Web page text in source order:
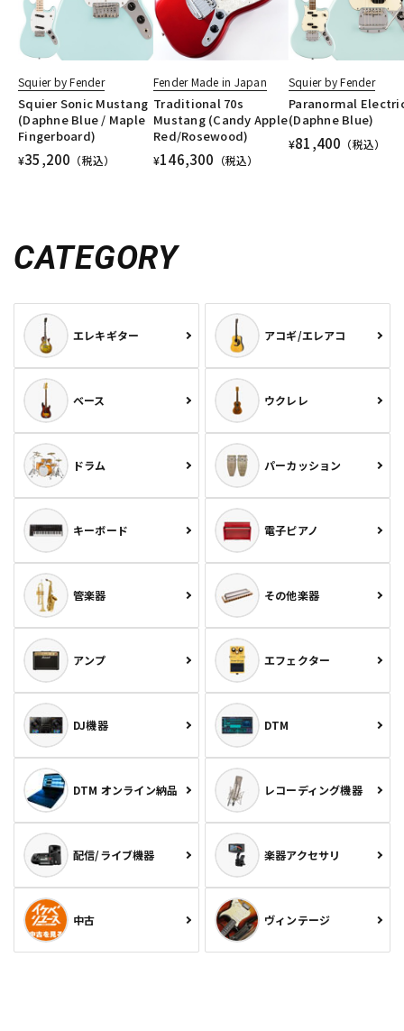
Squier by Fender
Squier Sonic Mustang
(Daphne Blue / Maple
Fingerboard)
¥35,200 （税込）
Fender Made in Japan
Traditional 70s
Mustang (Candy Apple
Red/Rosewood)
¥146,300 （税込）
Squier by Fender
Paranormal
(Daphne Blue)
¥81,400 （税込）
CATEGORY
エレキギター アコギ/エレアコ
ベース ウクレレ
ドラム パーカッション
キーボード 電子ピアノ
管楽器 その他楽器
アンプ エフェクター
DJ機器 DTM
DTM オンライン納品 レコーディング機器
配信/ライブ機器 楽器アクセサリ
中古 ヴィンテージ